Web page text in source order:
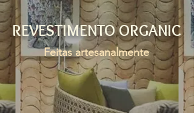
REVESTIMENTO ORGANIC
Feitas artesanalmente